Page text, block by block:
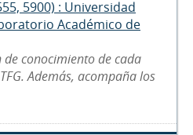
5900) : Universidad
Académico de
de conocimiento de cada
Además, acompaña los